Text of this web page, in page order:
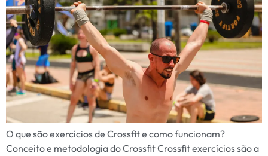
O que são exercícios de Crossfit e como funcionam?
Conceito e metodologia do Crossfit Crossfit exercícios são a